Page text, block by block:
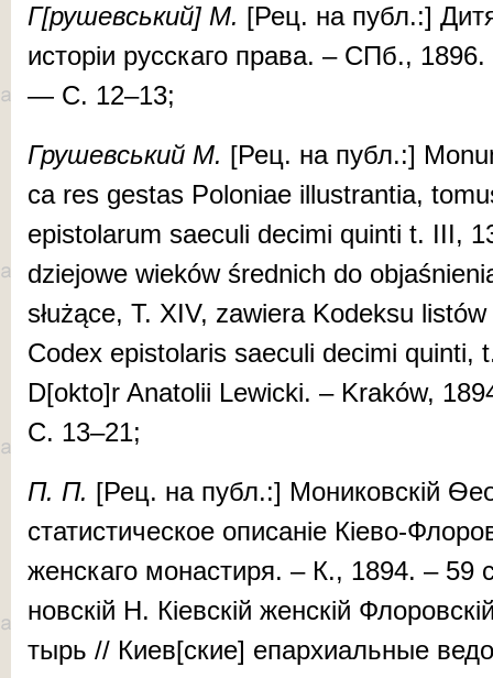
Г[ру­­шев­ський] М. [Рец. на публ.:]
ис­то­ріи рус­­­ска­го пра­ва. – СПб.,
— С. 12–13;
Гру­­шев­ський М. [Рец. на публ.:]
ca res ges­tas Po­lo­­niae il­lus­tran­tia,
ep­is­to­larum sae­cu­li de­cimi quin­ti t. III,
dziejowe wieków śred­nich do
służące, T. XIV, za­wie­ra Ko­dek­su
Codex ep­is­to­­laris sae­cu­li de­cimi quin­­ti,
D[ok­to]r Ana­to­lii Lewicki. – Kraków,
С. 13–21;
П. П. [Рец. на публ.:] Мо­ни­ков­скій
ста­тис­ти­чес­кое опи­са­ніе Кі­е­во-
жен­ска­го мо­нас­ти­ря. – К., 1894. –
нов­скій Н. Кі­ев­скій жен­скій
тырь // Ки­ев[ские] епар­хи­альные